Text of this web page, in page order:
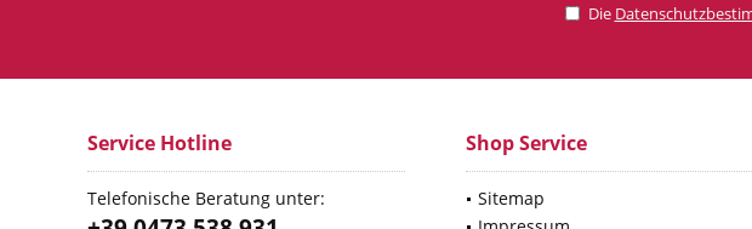
Die
Service Hotline
Telefonische Beratung unter:
Shop Service
Sitemap